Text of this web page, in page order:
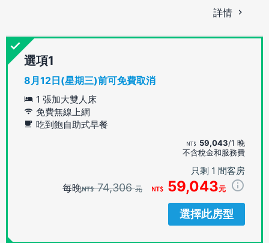
詳情
選項
8月12日(星期三)前可免費取消
1 張加大雙人床
免費無線上網
吃到飽自助式早餐
59,043/1 晚
不含稅金和服務費
只剩 1 間客房
每晚 74,306元 59,043元
選擇此房型